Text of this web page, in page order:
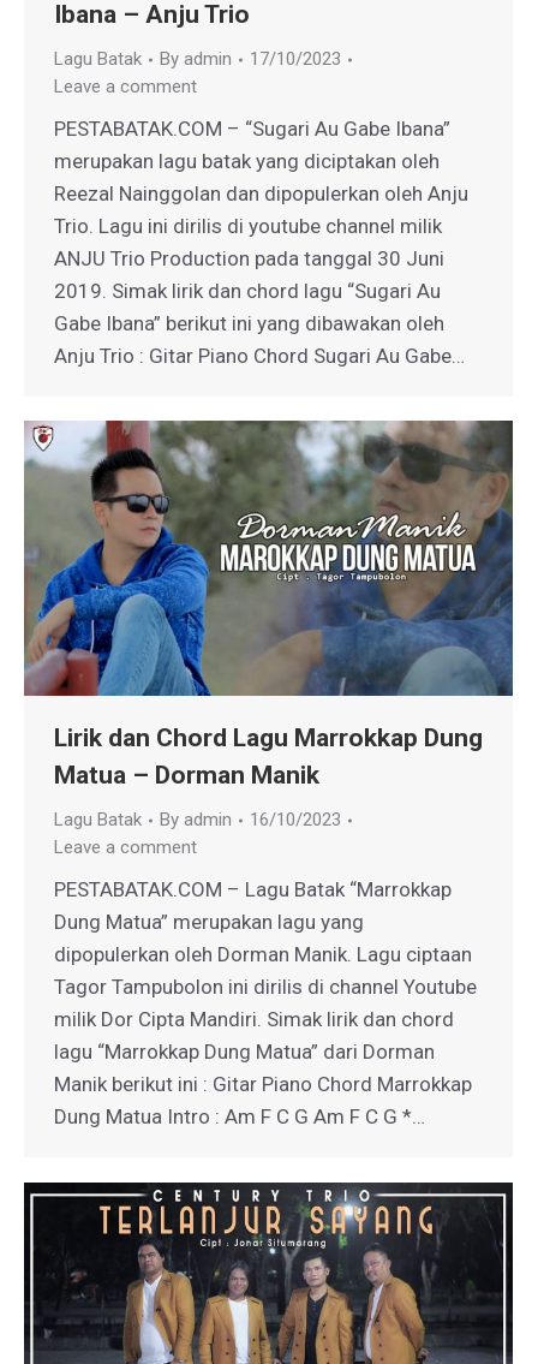
Ibana – Anju Trio
Lagu Batak By admin
17/10/2023
Leave a comment
PESTABATAK.COM – “Sugari Au Gabe Ibana”
merupakan lagu batak yang diciptakan oleh
Reezal Nainggolan dan dipopulerkan oleh Anju
Trio. Lagu ini dirilis di youtube channel milik
ANJU Trio Production pada tanggal 30 Juni
2019. Simak lirik dan chord lagu “Sugari Au
Gabe Ibana” berikut ini yang dibawakan oleh
Anju Trio : Gitar Piano Chord Sugari Au Gabe…
Lirik dan Chord Lagu Marrokkap Dung
Matua – Dorman Manik
Lagu Batak By admin
16/10/2023
Leave a comment
PESTABATAK.COM – Lagu Batak “Marrokkap
Dung Matua” merupakan lagu yang
dipopulerkan oleh Dorman Manik. Lagu ciptaan
Tagor Tampubolon ini dirilis di channel Youtube
milik Dor Cipta Mandiri. Simak lirik dan chord
lagu “Marrokkap Dung Matua” dari Dorman
Manik berikut ini : Gitar Piano Chord Marrokkap
Dung Matua Intro : Am F C G Am F C G *…